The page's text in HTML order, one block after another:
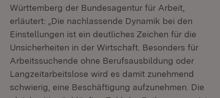
Württemberg der Bundesagentur für Arbeit,
erläutert: „Die nachlassende Dynamik bei den
Einstellungen ist ein deutliches Zeichen für die
Unsicherheiten in der Wirtschaft. Besonders für
Arbeitssuchende ohne Berufsausbildung oder
Langzeitarbeitslose wird es damit zunehmend
schwierig, eine Beschäftigung aufzunehmen. Die